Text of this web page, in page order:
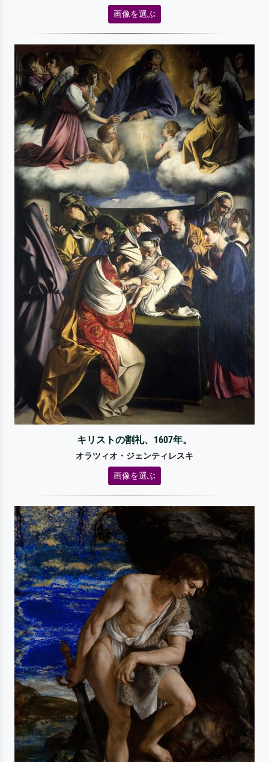
画像を選ぶ
キリストの割礼、1607年。
オラツィオ・ジェンティレスキ
画像を選ぶ